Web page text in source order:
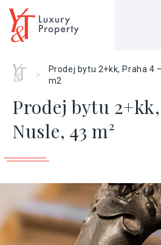
Home
>
Prodej bytu 2+kk, Praha 4
m2
Prodej bytu
Nusle, 43 m²